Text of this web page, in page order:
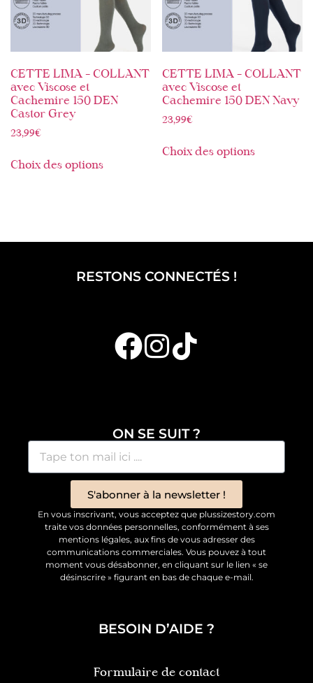
CETTE LIMA – COLLANT
avec Viscose et
Cachemire 150 DEN
Castor Grey
23,99€
Choix des options
CETTE LIMA – COLLANT
avec Viscose et
Cachemire 150 DEN Navy
23,99€
Choix des options
RESTONS CONNECTÉS !
ON SE SUIT ?
S'abonner à la newsletter !
En vous inscrivant, vous acceptez que plussizestory.com
traite vos données personnelles, conformément à ses
mentions légales, aux fins de vous adresser des
communications commerciales. Vous pouvez à tout
moment vous désabonner, en cliquant sur le lien « se
désinscrire » figurant en bas de chaque e-mail.
BESOIN D’AIDE ?
Formulaire de contact